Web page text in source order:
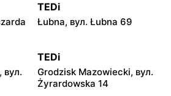
TEDi
Łubna, вул. Łubna 69
вул.
TEDi
Grodzisk Mazowiecki, вул.
Żyrardowska 14